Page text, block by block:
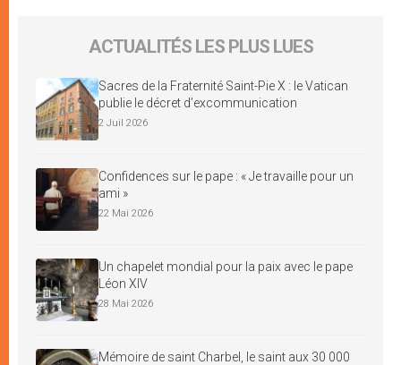
ACTUALITÉS LES PLUS LUES
Sacres de la Fraternité Saint-Pie X : le Vatican
publie le décret d’excommunication
2 Juil 2026
Confidences sur le pape : « Je travaille pour un
ami »
22 Mai 2026
Un chapelet mondial pour la paix avec le pape
Léon XIV
28 Mai 2026
Mémoire de saint Charbel, le saint aux 30 000